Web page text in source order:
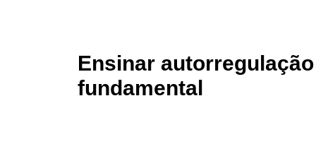
Ensinar
fundamental